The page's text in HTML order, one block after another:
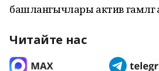
башлангычлары актив
Читайте нас